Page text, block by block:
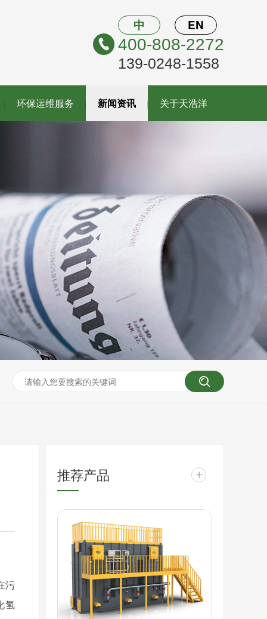
中 EN
400-808-2272
139-0248-1558
环保运维服务 新闻资讯 关于天浩洋
污
氢
推荐产品 +